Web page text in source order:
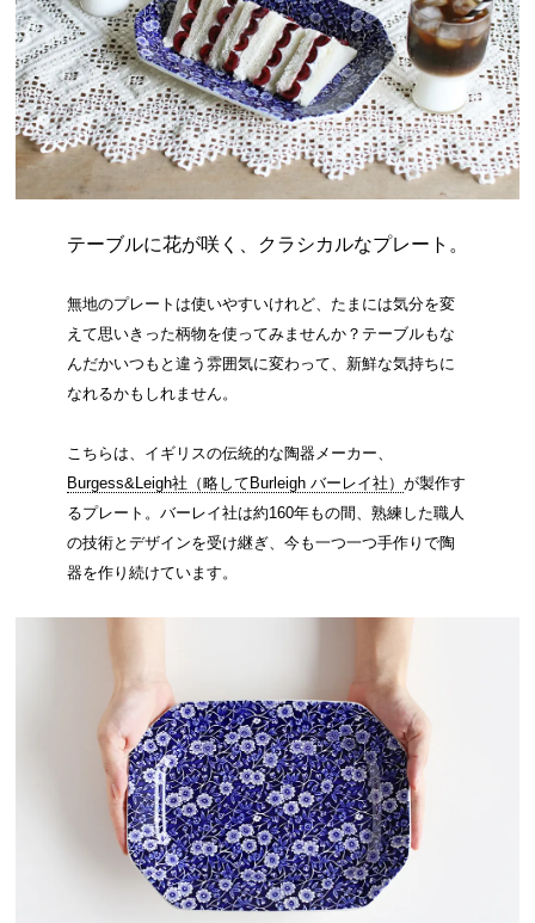
テーブルに花が咲く、クラシカルなプレート。
無地のプレートは使いやすいけれど、たまには気分を変
えて思いきった柄物を使ってみませんか？テーブルもな
んだかいつもと違う雰囲気に変わって、新鮮な気持ちに
なれるかもしれません。
こちらは、イギリスの伝統的な陶器メーカー、
Burgess&Leigh社（略してBurleigh バーレイ社） が製作す
るプレート。バーレイ社は約160年もの間、熟練した職人
の技術とデザインを受け継ぎ、今も一つ一つ手作りで陶
器を作り続けています。